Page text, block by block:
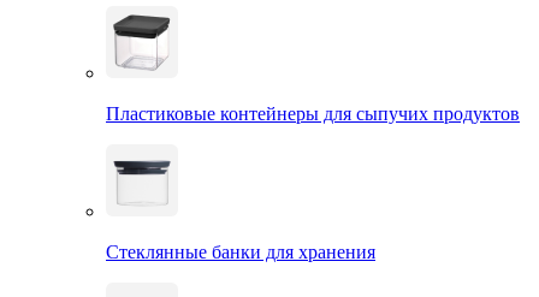
Пластиковые контейнеры для сыпучих продуктов
Стеклянные банки для хранения